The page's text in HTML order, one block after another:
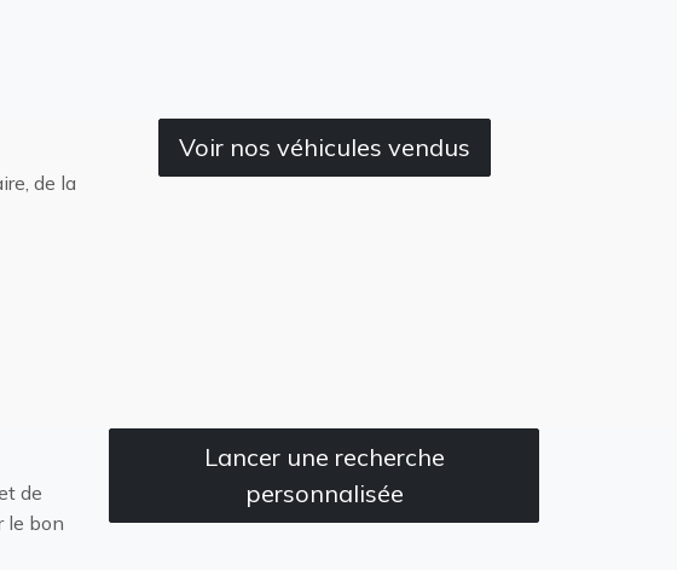
de la
Voir nos véhicules vendus
de
le bon
Lancer une recherche
personnalisée